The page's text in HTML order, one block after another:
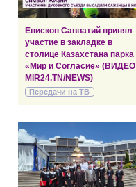
Епископ Савватий принял
участие в закладке в
столице Казахстана парка
«Мир и Согласие» (ВИДЕО
MIR24.TN/NEWS)
Передачи на ТВ